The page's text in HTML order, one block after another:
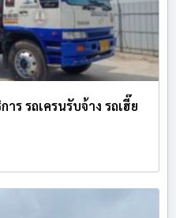
ร รถเครนรับจ้าง รถเฮี๊ย